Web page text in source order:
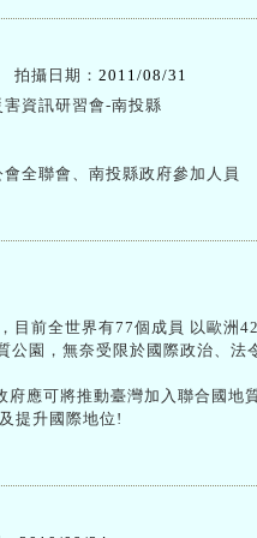
拍攝日期： 2011/08/31
資訊研習會-南投縣
全聯會、南投縣政府參加人員
目前全世界有77個成員 以歐洲
公園，無奈受限於國際政治、法
府應可將推動臺灣加入聯合國地
提升國際地位!